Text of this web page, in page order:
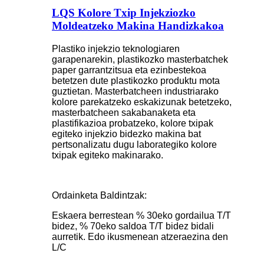
LQS Kolore Txip Injekziozko
Moldeatzeko Makina Handizkakoa
Plastiko injekzio teknologiaren
garapenarekin, plastikozko masterbatchek
paper garrantzitsua eta ezinbestekoa
betetzen dute plastikozko produktu mota
guztietan. Masterbatcheen industriarako
kolore parekatzeko eskakizunak betetzeko,
masterbatcheen sakabanaketa eta
plastifikazioa probatzeko, kolore txipak
egiteko injekzio bidezko makina bat
pertsonalizatu dugu laborategiko kolore
txipak egiteko makinarako.
Ordainketa Baldintzak:
Eskaera berrestean % 30eko gordailua T/T
bidez, % 70eko saldoa T/T bidez bidali
aurretik. Edo ikusmenean atzeraezina den
L/C